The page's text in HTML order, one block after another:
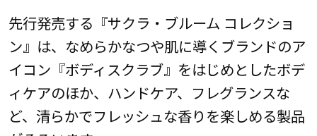
先行発売する『サクラ・ブルーム コレクショ
ン』は、なめらかなつや肌に導くブランドのア
イコン『ボディスクラブ』をはじめとしたボデ
ィケアのほか、ハンドケア、フレグランスな
ど、清らかでフレッシュな香りを楽しめる製品